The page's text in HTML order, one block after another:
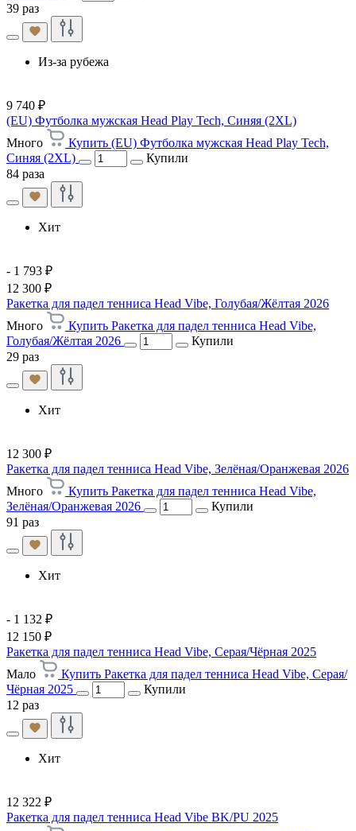
39 раз
Из-за рубежа
9 740 ₽
(EU) Футболка мужская Head Play Tech, Синяя (2XL)
Много
Купить (EU) Футболка мужская Head Play Tech,
Синяя (2XL)
Купили
84 раза
Хит
- 1 793 ₽
12 300 ₽
Ракетка для падел тенниса Head Vibe, Голубая/Жёлтая 2026
Много
Купить Ракетка для падел тенниса Head Vibe,
Голубая/Жёлтая 2026
Купили
29 раз
Хит
12 300 ₽
Ракетка для падел тенниса Head Vibe, Зелёная/Оранжевая 2026
Много
Купить Ракетка для падел тенниса Head Vibe,
Зелёная/Оранжевая 2026
Купили
91 раз
Хит
- 1 132 ₽
12 150 ₽
Ракетка для падел тенниса Head Vibe, Серая/Чёрная 2025
Мало
Купить Ракетка для падел тенниса Head Vibe, Серая/
Чёрная 2025
Купили
12 раз
Хит
12 322 ₽
Ракетка для падел тенниса Head Vibe BK/PU 2025